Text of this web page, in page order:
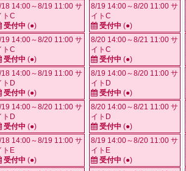
18 14:00～8/19 11:00 サ
トC
受付中 (●)
19 14:00～8/20 11:00 サ
トC
受付中 (●)
18 14:00～8/19 11:00 サ
トD
受付中 (●)
19 14:00～8/20 11:00 サ
トD
受付中 (●)
18 14:00～8/19 11:00 サ
トE
受付中 (●)
8/19 14:00～8/20 11:00 サ
イトC
受付中 (●)
8/20 14:00～8/21 11:00 サ
イトC
受付中 (●)
8/19 14:00～8/20 11:00 サ
イトD
受付中 (●)
8/20 14:00～8/21 11:00 サ
イトD
受付中 (●)
8/19 14:00～8/20 11:00 サ
イトE
受付中 (●)